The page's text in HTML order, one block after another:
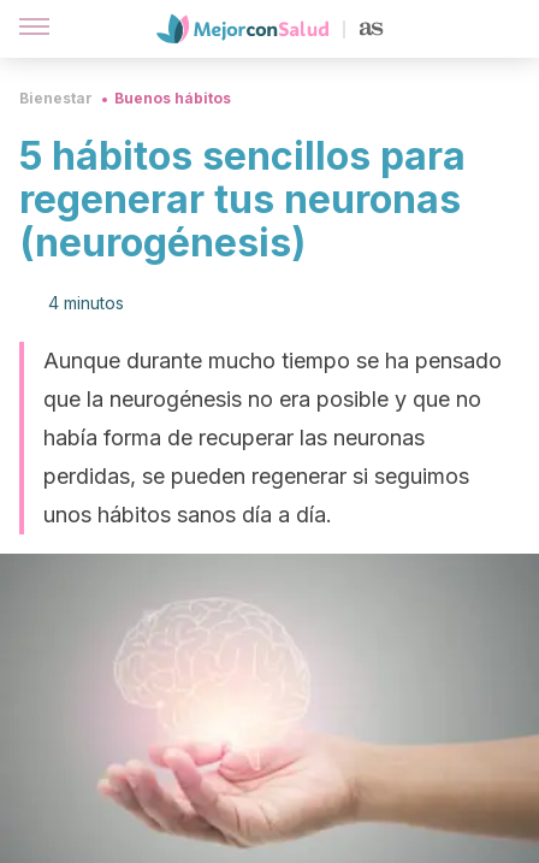
Bienestar Buenos hábitos
5 hábitos sencillos para
regenerar tus neuronas
(neurogénesis)
4 minutos
Aunque durante mucho tiempo se ha pensado
que la neurogénesis no era posible y que no
había forma de recuperar las neuronas
perdidas, se pueden regenerar si seguimos
unos hábitos sanos día a día.